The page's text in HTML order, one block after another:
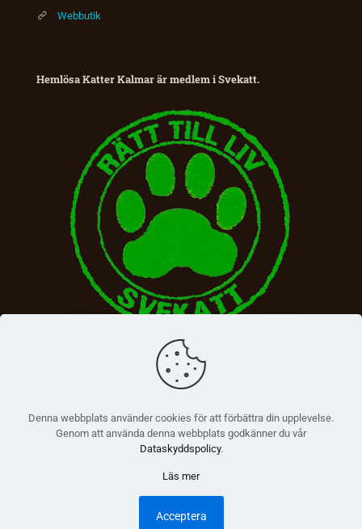
Webbutik
Hemlösa Katter Kalmar är medlem i Svekatt.
Denna webbplats använder cookies för att förbättra din upplevelse.
Genom att använda denna webbplats godkänner du vår
Dataskyddspolicy.
Läs mer
Acceptera